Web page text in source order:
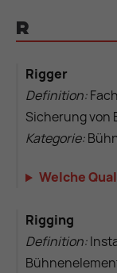
R
Rigger
Definition:
Sicherung von
Kategorie:
Welche
Rigging
Definition: